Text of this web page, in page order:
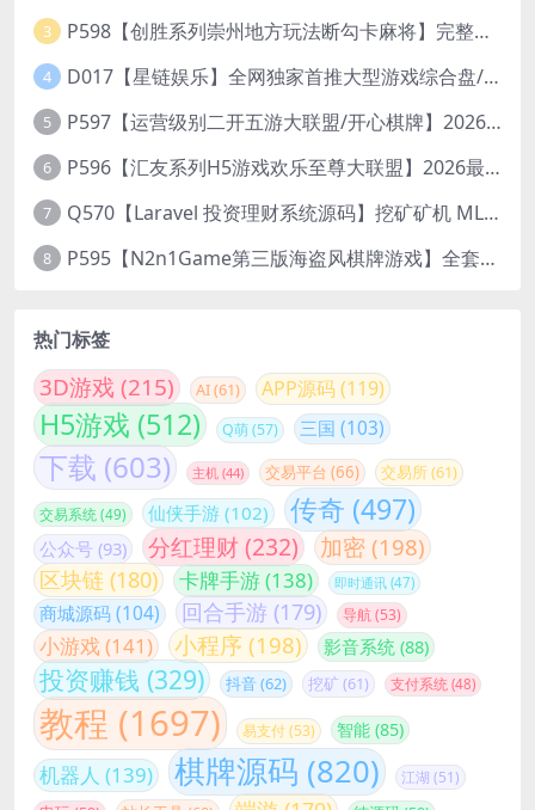
3 P598【创胜系列崇州地方玩法断勾卡麻将】完整服务器组件+双端APP+授权机+通用视频教程
4 D017【星链娱乐】全网独家首推大型游戏综合盘/体育/PG/电竟/电玩大型综合体
5 P597【运营级别二开五游大联盟/开心棋牌】2026最新整理完整服务器组件+双端APP+完美AI机器人+超详细视频教程
6 P596【汇友系列H5游戏欢乐至尊大联盟】2026最新整理Linux系统最新组件+搭建教程
7 Q570【Laravel 投资理财系统源码】挖矿矿机 MLM分销 带后台
8 P595【N2n1Game第三版海盗风棋牌游戏】全套完整源码v8.0.0.1含android、ios、pc源码+布署文档+视频教程
热门标签
3D游戏 (215) AI(61) APP源码(119)
H5游戏 (512) Q萌(57) 三国 (103)
下载 (603) 主机 (44) 交易平台 (66) 交易所(61)
交易系统(49) 仙侠手游 (102) 传奇 (497)
公众号 (93) 分红理财 (232) 加密 (198)
区块链 (180) 卡牌手游(138) 即时通讯 (47)
商城源码(104) 回合手游 (179) 导航(53)
小游戏 (141) 小程序 (198) 影音系统 (88)
投资赚钱 (329) 抖音(62) 挖矿(61) 支付系统 (48)
教程 (1697) 易支付(53) 智能 (85)
机器人 (139) 棋牌源码 (820) 江湖 (51)